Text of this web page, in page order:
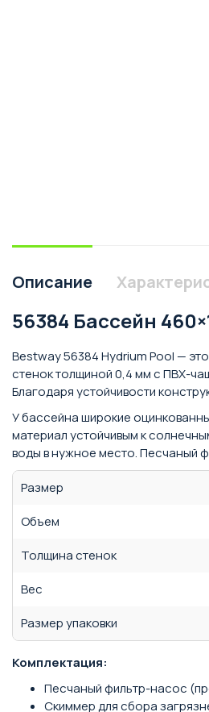
Описание
56384 Бассейн
Bestway 56384 Hydrium Pool —
стенок толщиной 0,4 мм с ПВХ-
Благодаря устойчивости
У бассейна широкие
материал устойчивым к
воды в нужное место. Песчаный
Размер
Объем
Толщина стенок
Вес
Размер упаковки
Комплектация:
Песчаный фильтр-насос
Скиммер для сбора